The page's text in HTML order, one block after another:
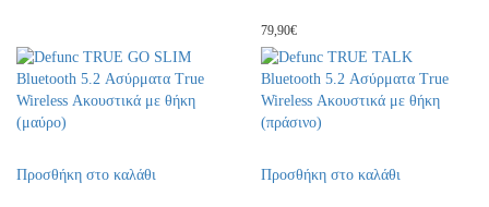
79,90€
Προσθήκη στο καλάθι Προσθήκη στο καλάθι